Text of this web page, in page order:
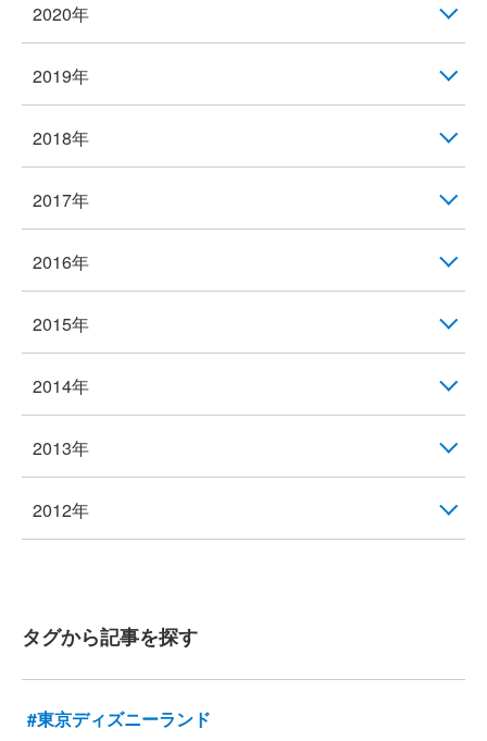
2020年
2019年
2018年
2017年
2016年
2015年
2014年
2013年
2012年
タグから記事を探す
#東京ディズニーランド